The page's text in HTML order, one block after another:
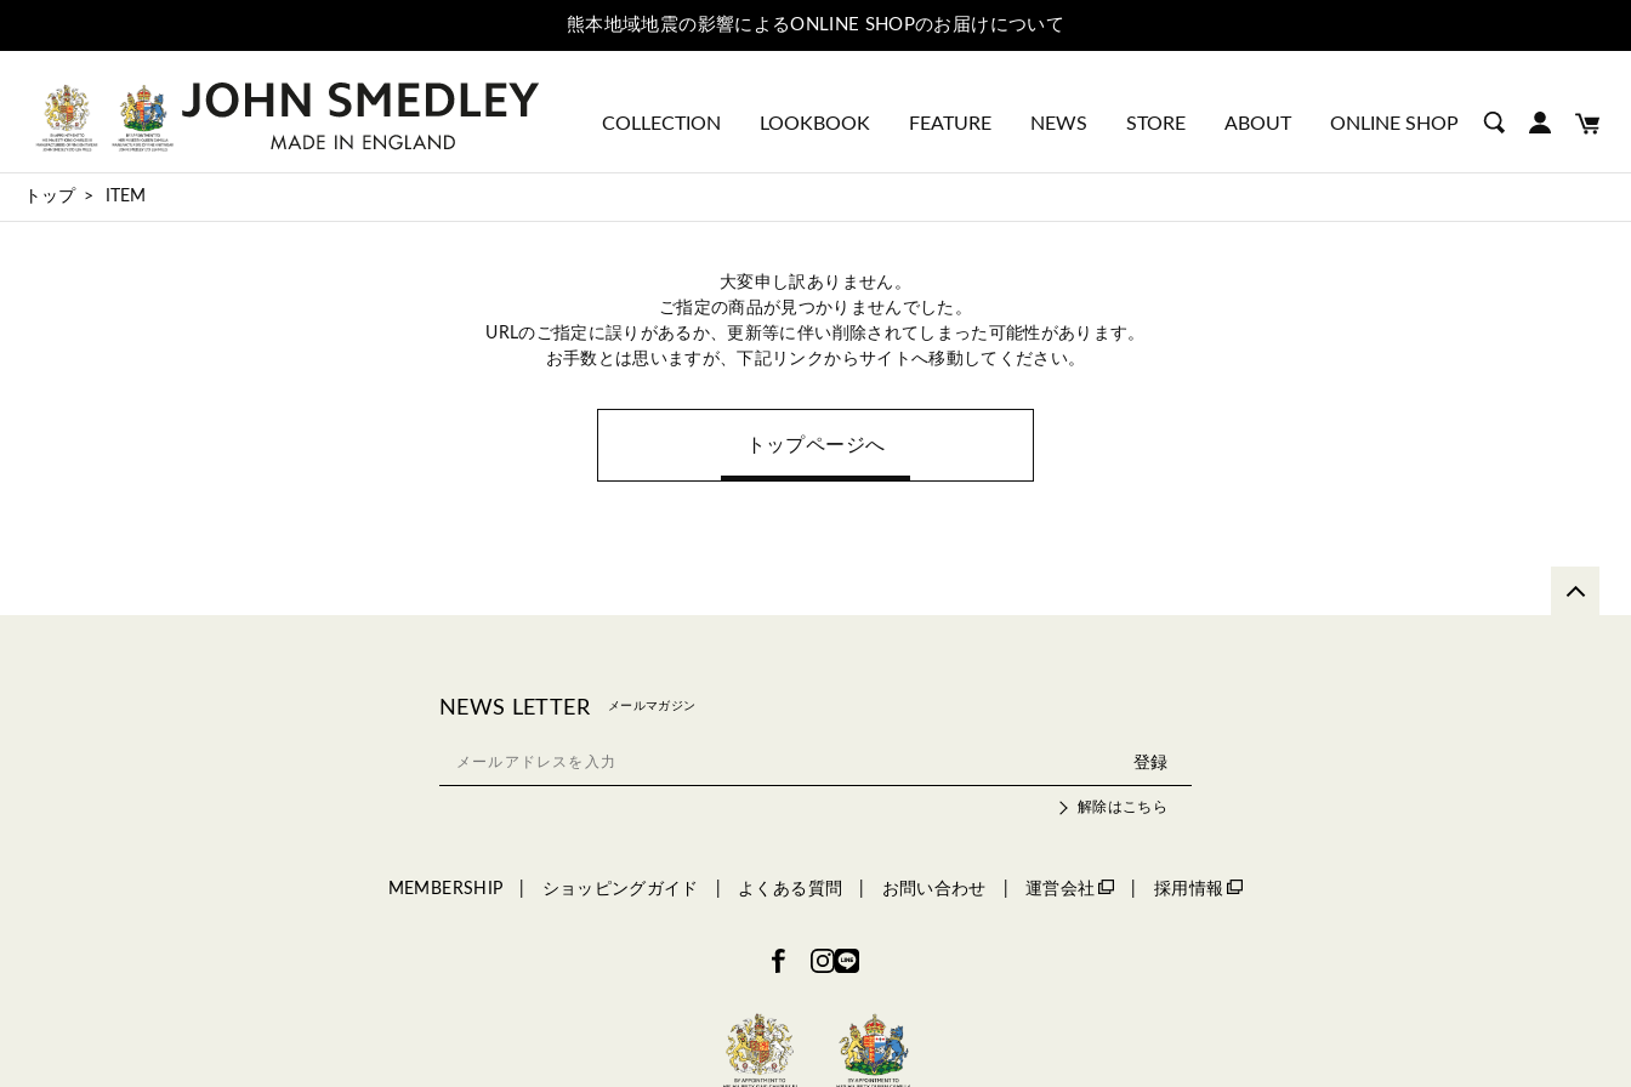
熊本地域地震の影響によるONLINE SHOPのお届けについて
COLLECTION LOOKBOOK FEATURE NEWS STORE ABOUT ONLINE SHOP
トップ ITEM
大変申し訳ありません。
ご指定の商品が見つかりませんでした。
URLのご指定に誤りがあるか、更新等に伴い削除されてしまった可能性があります。
お手数とは思いますが、下記リンクからサイトへ移動してください。
トップページへ
NEWS LETTER メールマガジン
解除はこちら
MEMBERSHIP ショッピングガイド よくある質問 お問い合わせ 運営会社 採用情報